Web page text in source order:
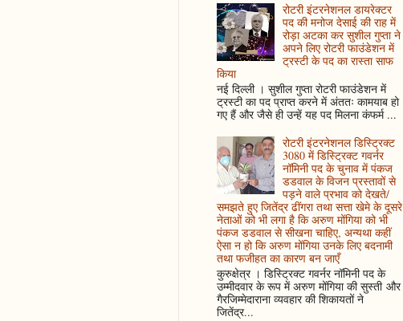
रोटरी इंटरनेशनल डायरेक्टर
पद की मनोज देसाई की राह में
रोड़ा अटका कर सुशील गुप्ता ने
अपने लिए रोटरी फाउंडेशन में
ट्रस्टी के पद का रास्ता साफ
किया
नई दिल्ली । सुशील गुप्ता रोटरी फाउंडेशन में
ट्रस्टी का पद प्राप्त करने में अंततः कामयाब हो
गए हैं और जैसे ही उन्हें यह पद मिलना कंफर्म ...
रोटरी इंटरनेशनल डिस्ट्रिक्ट
3080 में डिस्ट्रिक्ट गवर्नर
नॉमिनी पद के चुनाव में पंकज
डडवाल के विजन प्रस्तावों से
पड़ने वाले प्रभाव को देखते/
समझते हुए जितेंद्र ढींगरा तथा सत्ता खेमे के दूसरे
नेताओं को भी लगा है कि अरुण मोंगिया को भी
पंकज डडवाल से सीखना चाहिए, अन्यथा कहीं
ऐसा न हो कि अरुण मोंगिया उनके लिए बदनामी
तथा फजीहत का कारण बन जाएँ
कुरुक्षेत्र । डिस्ट्रिक्ट गवर्नर नॉमिनी पद के
उम्मीदवार के रूप में अरुण मोंगिया की सुस्ती और
गैरजिम्मेदाराना व्यवहार की शिकायतों ने
जितेंद्र...